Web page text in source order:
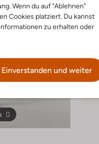
Wenn du auf "Ablehnen"
Cookies platziert. Du kannst
zu erhalten oder
Einverstanden und weiter